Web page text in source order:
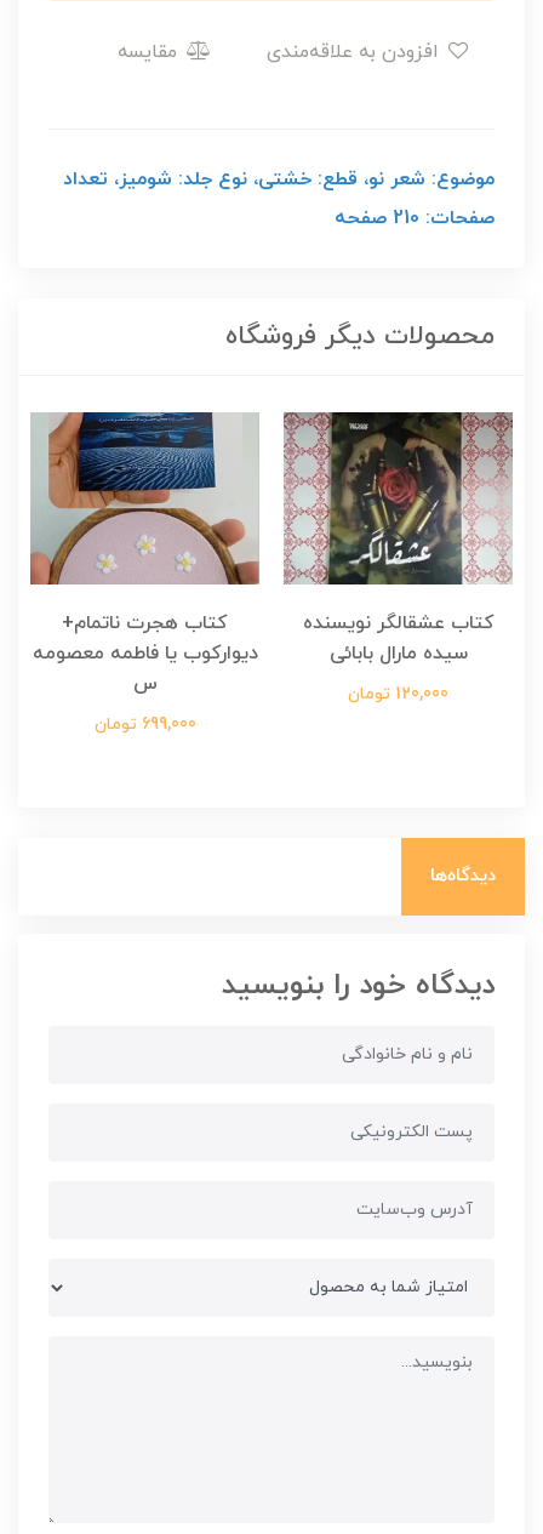
مقایسه
موضوع: شعر نو، قطع: خشتی، نوع جلد: شومیز، تعداد
صفحات: 210 صفحه
محصولات دیگر فروشگاه
کتاب عشقالگر نویسنده
سیده مارال بابائی
120,000 تومان
کتاب هجرت ناتمام+
دیوارکوب یا فاطمه معصومه
س
699,000 تومان
دیدگاه‌ها
دیدگاه خود را بنویسید